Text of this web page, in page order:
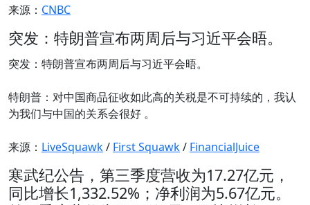
来源： CNBC
突发：特朗普宣布两周后与习近平会晤。
突发：特朗普宣布两周后与习近平会晤。
特朗普：对中国商品征收如此高的关税是不可持续的，我认
为我们与中国的关系会很好 。
来源： LiveSquawk/ First Squawk/ FinancialJuice
寒武纪公告，第三季度营收为17.27亿元，
同比增长1,332.52%；净利润为5.67亿元。